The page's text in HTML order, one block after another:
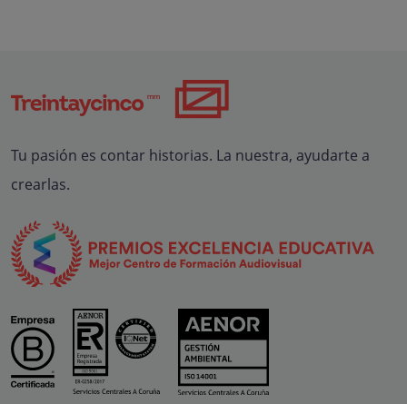
Tu pasión es contar historias. La nuestra, ayudarte a
crearlas.